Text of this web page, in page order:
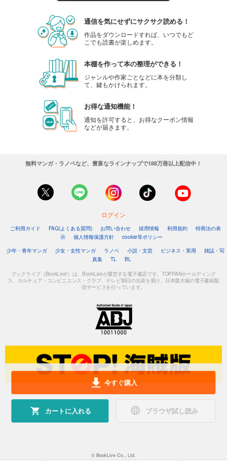
今すぐ購入
カートに入れる ブラウザ試し読み
通信を気にせずにサクサク読める！
作品をダウンロードすれば、いつでもど
こでも読書が楽しめます。
本棚を作って本の整理ができる！
ジャンルや作家ごとなどに本を分類し
て、鍵もかけられます。
お得な通知機能！
通知を許可すると、お得なクーポン情報
などが届きます。
無料マンガ・ラノベなど、豊富なラインナップで188万冊以上配信中！
ログイン
ご利用ガイド FAQ(よくある質問) お問い合わせ 採用情報 利用規約
特商法の表
示
個人情報保護方針
cookie等ポリシー
少年・青年マンガ
少女・女性マンガ ラノベ 小説・文芸 ビジネス・実用
雑誌・写
真集
TL BL
ブックライブ（BookLive!）は、BookLiveが運営する電子書店です。TOPPANホールディング
ス、カルチュア・コンビニエンス・クラブ、テレビ朝日の出資を受け、日本最大級の電子書籍配
信サービスを行っています。
© BookLive Co., Ltd.